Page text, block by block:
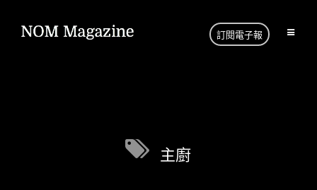
訂閱電子報
主廚